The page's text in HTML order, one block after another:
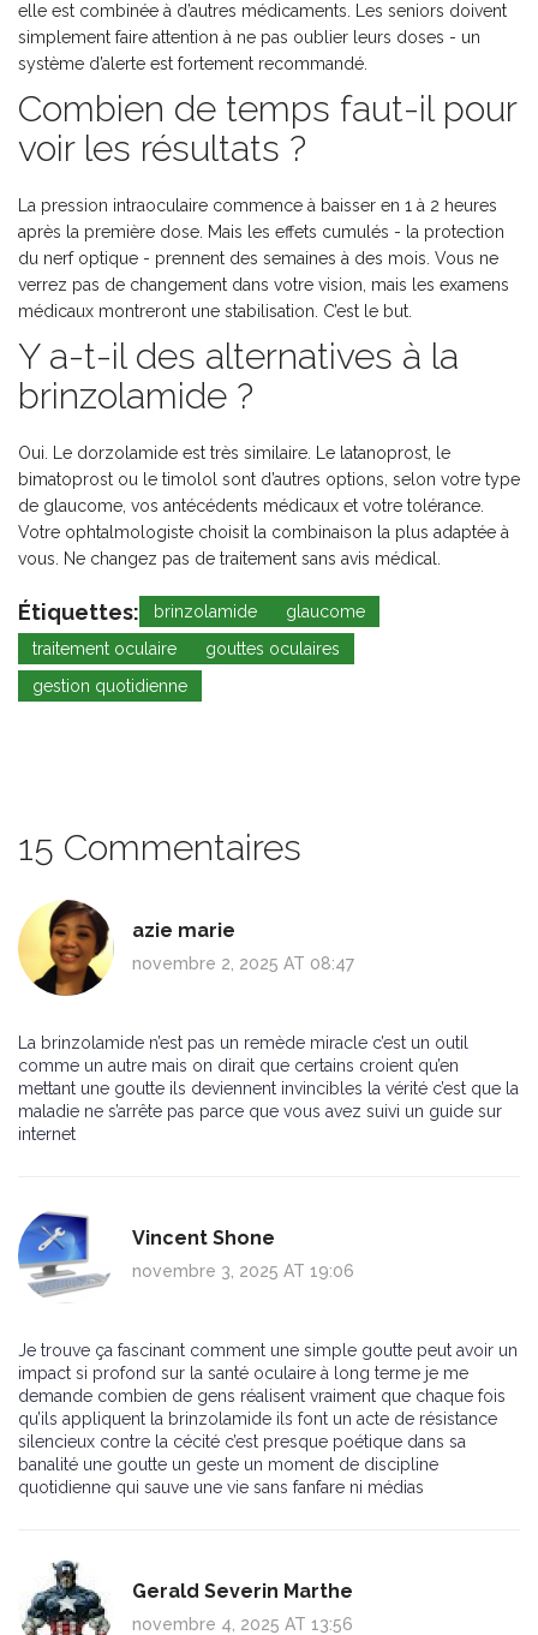
elle est combinée à d’autres médicaments. Les seniors doivent
simplement faire attention à ne pas oublier leurs doses - un
système d’alerte est fortement recommandé.
Combien de temps faut-il pour
voir les résultats ?
La pression intraoculaire commence à baisser en 1 à 2 heures
après la première dose. Mais les effets cumulés - la protection
du nerf optique - prennent des semaines à des mois. Vous ne
verrez pas de changement dans votre vision, mais les examens
médicaux montreront une stabilisation. C’est le but.
Y a-t-il des alternatives à la
brinzolamide ?
Oui. Le dorzolamide est très similaire. Le latanoprost, le
bimatoprost ou le timolol sont d’autres options, selon votre type
de glaucome, vos antécédents médicaux et votre tolérance.
Votre ophtalmologiste choisit la combinaison la plus adaptée à
vous. Ne changez pas de traitement sans avis médical.
Étiquettes: brinzolamide
glaucome
traitement oculaire
gouttes oculaires
gestion quotidienne
15 Commentaires
azie marie
novembre 2, 2025 AT 08:47
La brinzolamide n’est pas un remède miracle c’est un outil
comme un autre mais on dirait que certains croient qu’en
mettant une goutte ils deviennent invincibles la vérité c’est que la
maladie ne s’arrête pas parce que vous avez suivi un guide sur
internet
Vincent Shone
novembre 3, 2025 AT 19:06
Je trouve ça fascinant comment une simple goutte peut avoir un
impact si profond sur la santé oculaire à long terme je me
demande combien de gens réalisent vraiment que chaque fois
qu’ils appliquent la brinzolamide ils font un acte de résistance
silencieux contre la cécité c’est presque poétique dans sa
banalité une goutte un geste un moment de discipline
quotidienne qui sauve une vie sans fanfare ni médias
Gerald Severin Marthe
novembre 4, 2025 AT 13:56